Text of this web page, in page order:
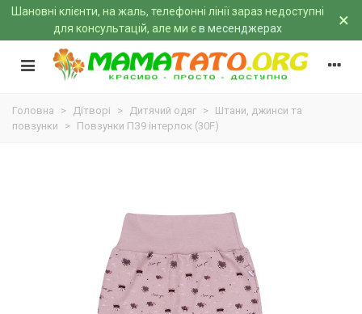
Шановні клієнти, на жаль, телефонні лінії зараз недоступні
для консультацій, але ми єв месенджерах ×
Головна > Дітворі > Дитячий одяг > Штани, джинси та
повзунки
> Повзунки ПЗ9 інтерлок (30F)